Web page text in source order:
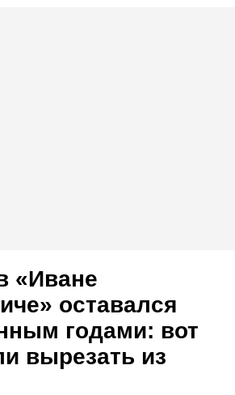
«Иване
оставался
годами: вот
вырезать из